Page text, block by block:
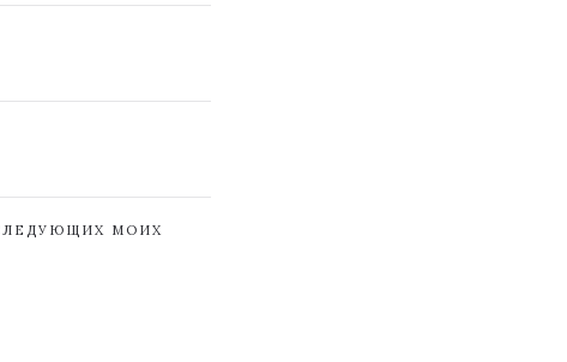
МОИХ